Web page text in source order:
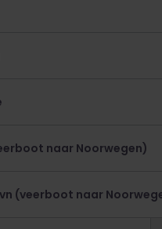
naar Noorwegen)
(veerboot naar